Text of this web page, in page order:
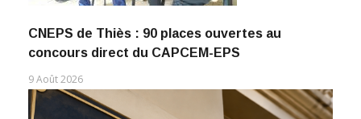
CNEPS de Thiès : 90 places ouvertes au
concours direct du CAPCEM-EPS
9 Août 2026